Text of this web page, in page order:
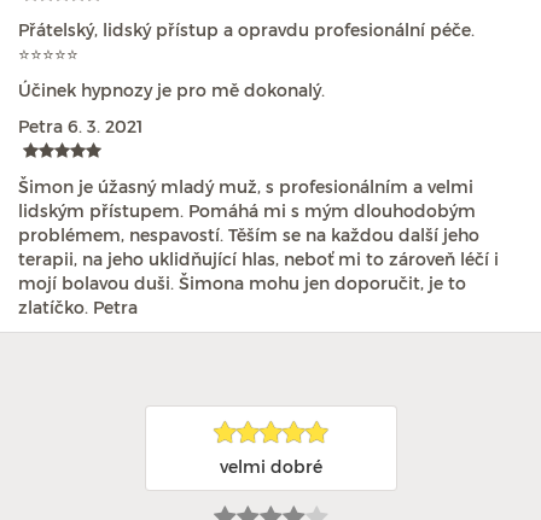
Přátelský, lidský přístup a opravdu profesionální péče.
⭐⭐⭐⭐⭐
Účinek hypnozy je pro mě dokonalý.
Petra 6. 3. 2021
Šimon je úžasný mladý muž, s profesionálním a velmi
lidským přístupem. Pomáhá mi s mým dlouhodobým
problémem, nespavostí. Těším se na každou další jeho
terapii, na jeho uklidňující hlas, neboť mi to zároveň léčí i
mojí bolavou duši. Šimona mohu jen doporučit, je to
zlatíčko. Petra
velmi dobré